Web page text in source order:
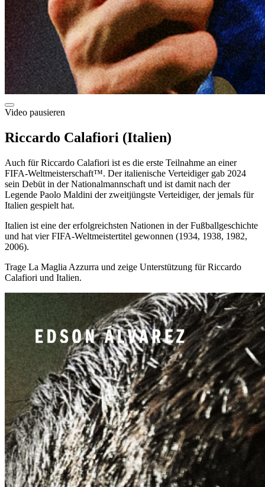
Video pausieren
Riccardo Calafiori (Italien)
Auch für Riccardo Calafiori ist es die erste Teilnahme an einer
FIFA-Weltmeisterschaft™. Der italienische Verteidiger gab 2024
sein Debüt in der Nationalmannschaft und ist damit nach der
Legende Paolo Maldini der zweitjüngste Verteidiger, der jemals für
Italien gespielt hat.
Italien ist eine der erfolgreichsten Nationen in der Fußballgeschichte
und hat vier FIFA-Weltmeistertitel gewonnen (1934, 1938, 1982,
2006).
Trage La Maglia Azzurra und zeige Unterstützung für Riccardo
Calafiori und Italien.